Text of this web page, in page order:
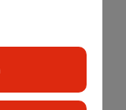
Lehrlinge
mehrere
im
mehr als